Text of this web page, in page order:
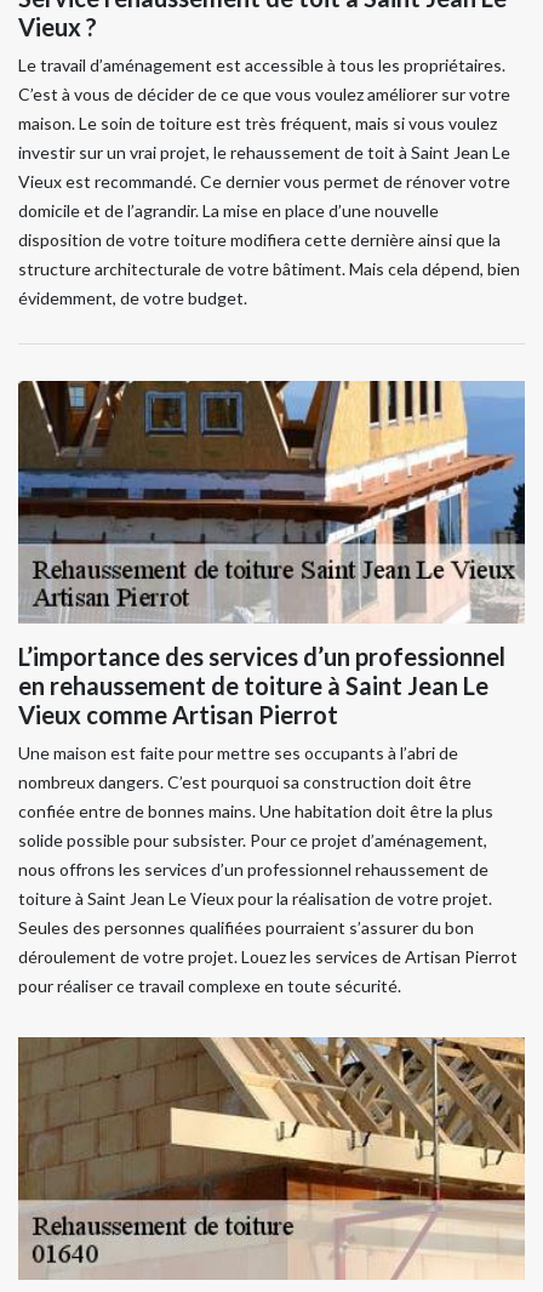
Vieux ?
Le travail d’aménagement est accessible à tous les propriétaires.
C’est à vous de décider de ce que vous voulez améliorer sur votre
maison. Le soin de toiture est très fréquent, mais si vous voulez
investir sur un vrai projet, le rehaussement de toit à Saint Jean Le
Vieux est recommandé. Ce dernier vous permet de rénover votre
domicile et de l’agrandir. La mise en place d’une nouvelle
disposition de votre toiture modifiera cette dernière ainsi que la
structure architecturale de votre bâtiment. Mais cela dépend, bien
évidemment, de votre budget.
L’importance des services d’un professionnel
en rehaussement de toiture à Saint Jean Le
Vieux comme Artisan Pierrot
Une maison est faite pour mettre ses occupants à l’abri de
nombreux dangers. C’est pourquoi sa construction doit être
confiée entre de bonnes mains. Une habitation doit être la plus
solide possible pour subsister. Pour ce projet d’aménagement,
nous offrons les services d’un professionnel rehaussement de
toiture à Saint Jean Le Vieux pour la réalisation de votre projet.
Seules des personnes qualifiées pourraient s’assurer du bon
déroulement de votre projet. Louez les services de Artisan Pierrot
pour réaliser ce travail complexe en toute sécurité.